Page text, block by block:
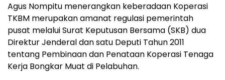
Agus Nompitu menerangkan keberadaan Koperasi
TKBM merupakan amanat regulasi pemerintah
pusat melalui Surat Keputusan Bersama (SKB) dua
Direktur Jenderal dan satu Deputi Tahun 2011
tentang Pembinaan dan Penataan Koperasi Tenaga
Kerja Bongkar Muat di Pelabuhan.